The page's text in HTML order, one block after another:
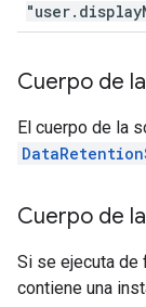
Cuerpo de
El cuerpo de la
Cuerpo de
Si se ejecuta de
contiene una